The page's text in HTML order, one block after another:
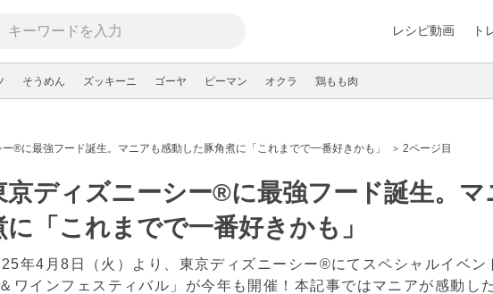
レシピ動画 ト
そうめん ズッキーニ ゴーヤ ピーマン オクラ 鶏もも肉
®に最強フード誕生。マニアも感動した豚角煮に「これまでで一番好きかも」 2ページ目
京ディズニーシー®に最強フード誕生。マ
に「これまでで一番好きかも」
年4月8日（火）より、東京ディズニーシー®にてスペシャルイベ
＆ワインフェスティバル」が今年も開催！本記事ではマニアが感動し